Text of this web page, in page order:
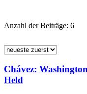
Anzahl der Beiträge: 6
Chávez:
Held